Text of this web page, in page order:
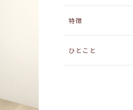
特徴
ひとこと